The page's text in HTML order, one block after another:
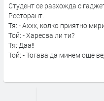
Студент се разхожда с
Ресторант.
Тя: - Аххх, колко приятно
Той: - Харесва ли ти?
Тя: Даа!!
Той: - Тогава да минем още